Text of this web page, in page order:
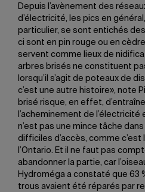
Depuis l’avènement des
d’électricité, les pics en
particulier, se sont entichés
ci sont en pin rouge ou en cèdre
servent comme lieux de
arbres brisés ne constituent
lorsqu’il s’agit de poteaux de
c’est une autre histoire», note
brisé risque, en effet,
l’acheminement de
n’est pas une mince tâche
difficiles d’accès, comme c’est
l’Ontario. Et il ne faut pas
abandonner la partie, car
Hydroméga a constaté que 63
trous avaient été réparés par